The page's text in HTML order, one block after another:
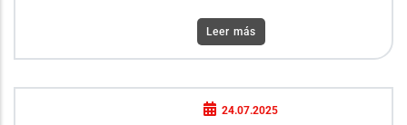
Leer más
24.07.2025